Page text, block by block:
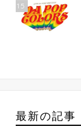
15
最新の記事